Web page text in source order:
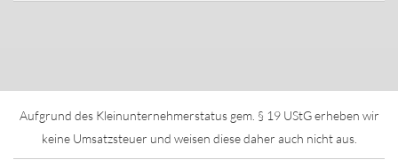
Aufgrund des Kleinunternehmerstatus gem. § 19 UStG erheben wir
keine Umsatzsteuer und weisen diese daher auch nicht aus.